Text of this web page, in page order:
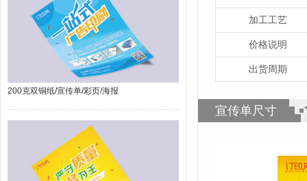
200克双铜纸/宣传单/彩页/海报
加工工艺
价格说明
出货周期
宣传单尺寸